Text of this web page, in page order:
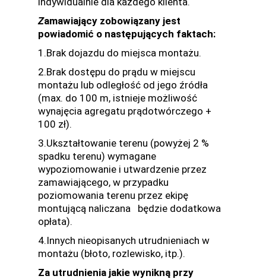
Zamawiający zobowiązany jest
powiadomić o następujących faktach:
1.Brak dojazdu do miejsca montażu.
2.Brak dostępu do prądu w miejscu
montażu lub odległość od jego źródła
(max. do 100 m, istnieje możliwość
wynajęcia agregatu prądotwórczego +
100 zł).
3.Ukształtowanie terenu (powyżej 2 %
spadku terenu) wymagane
wypoziomowanie i utwardzenie przez
zamawiającego, w przypadku
poziomowania terenu przez ekipę
montującą naliczana będzie dodatkowa
opłata).
4.Innych nieopisanych utrudnieniach w
montażu (błoto, rozlewisko, itp.).
Za utrudnienia jakie wynikną przy